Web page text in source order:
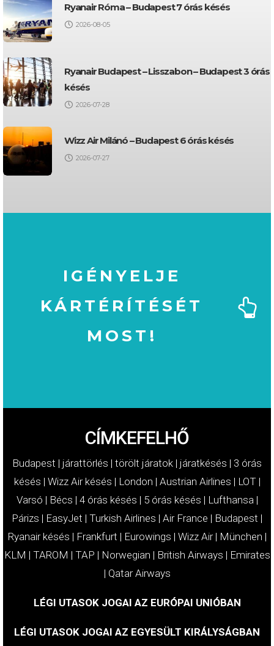
Ryanair Róma – Budapest 7 órás késés
2026-08-05
Ryanair Budapest – Lisszabon – Budapest 3 órás
késés
2026-07-28
Wizz Air Milánó – Budapest 6 órás késés
2026-07-27
IGÉNYELJE
KÁRTÉRÍTÉSÉT
MOST!
CÍMKEFELHŐ
Budapest | járattörlés | törölt járatok | járatkésés | 3 órás
késés | Wizz Air késés | London | Austrian Airlines | LOT|
Varsó | Bécs | 4 órás késés | 5 órás késés | Lufthansa |
Párizs | EasyJet | Turkish Airlines | Air France | Budapest |
Ryanair késés | Frankfurt | Eurowings | Wizz Air| München |
KLM | TAROM | TAP | Norwegian | British Airways | Emirates
| Qatar Airways
LÉGI UTASOK JOGAI AZ EURÓPAI UNIÓBAN
LÉGI UTASOK JOGAI AZ EGYESÜLT KIRÁLYSÁGBAN